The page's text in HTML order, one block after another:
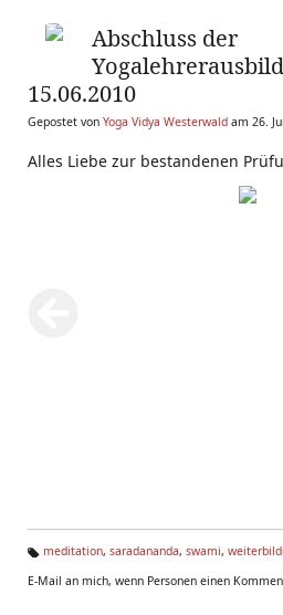
Abschluss der
15.06.2010
Gepostet von Yoga Vidya Westerwald am 26.
Alles Liebe zur bestandenen
g
meditation, saradananda, swami,
E-Mail an mich, wenn Personen einen